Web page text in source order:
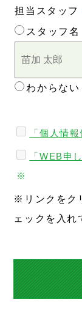
担当スタッフ
スタッフ名
わからない
「個人情
「WEB申
※
※リンクをク
ェックを入れ